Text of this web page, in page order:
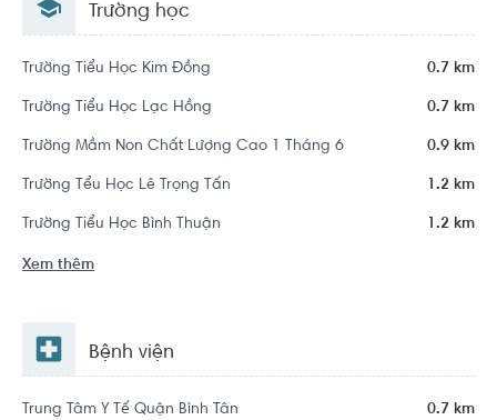
Trường học
Trường Tiểu Học Kim Đồng 0.7 km
Trường Tiểu Học Lạc Hồng 0.7 km
Trường Mầm Non Chất Lượng Cao 1 Tháng 6 0.9 km
Trường Tểu Học Lê Trọng Tấn 1.2 km
Trường Tiểu Học Bình Thuận 1.2 km
Xem thêm
Bệnh viện
Trung Tâm Y Tế Quận Bình Tân 0.7 km